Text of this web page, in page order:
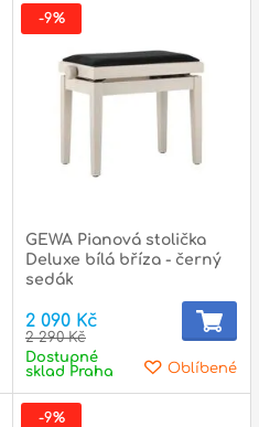
GEWA Pianová stolička
Deluxe bílá bříza - černý
sedák
2 090 Kč
2 290 Kč
Oblíbené
Dostupné
sklad Praha
-9%
-9%